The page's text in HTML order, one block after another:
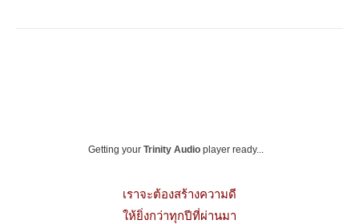
Getting your Trinity Audio player ready...
เราจะต้องสร้างความดี
ให้ยิ่งกว่าทุกปีที่ผ่านมา